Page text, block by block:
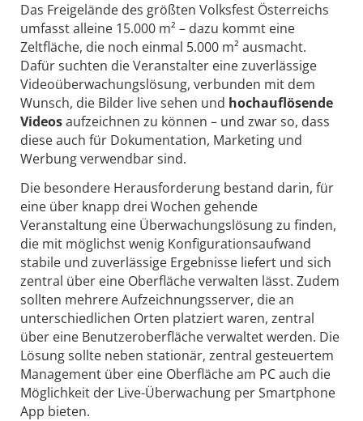
Das Freigelände des größten Volksfest Österreichs
umfasst alleine 15.000 m² – dazu kommt eine
Zeltfläche, die noch einmal 5.000 m² ausmacht.
Dafür suchten die Veranstalter eine zuverlässige
Videoüberwachungslösung, verbunden mit dem
Wunsch, die Bilder live sehen und hochauflösende
Videosaufzeichnen zu können – und zwar so, dass
diese auch für Dokumentation, Marketing und
Werbung verwendbar sind.
Die besondere Herausforderung bestand darin, für
eine über knapp drei Wochen gehende
Veranstaltung eine Überwachungslösung zu finden,
die mit möglichst wenig Konfigurationsaufwand
stabile und zuverlässige Ergebnisse liefert und sich
zentral über eine Oberfläche verwalten lässt. Zudem
sollten mehrere Aufzeichnungsserver, die an
unterschiedlichen Orten platziert waren, zentral
über eine Benutzeroberfläche verwaltet werden. Die
Lösung sollte neben stationär, zentral gesteuertem
Management über eine Oberfläche am PC auch die
Möglichkeit der Live-Überwachung per Smartphone
App bieten.